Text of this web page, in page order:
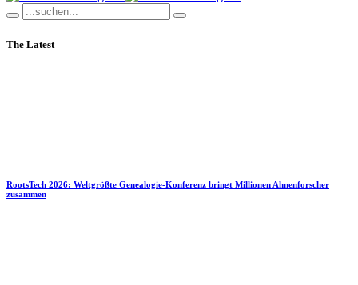
The Latest
RootsTech 2026: Weltgrößte Genealogie-Konferenz bringt Millionen Ahnenforscher
zusammen